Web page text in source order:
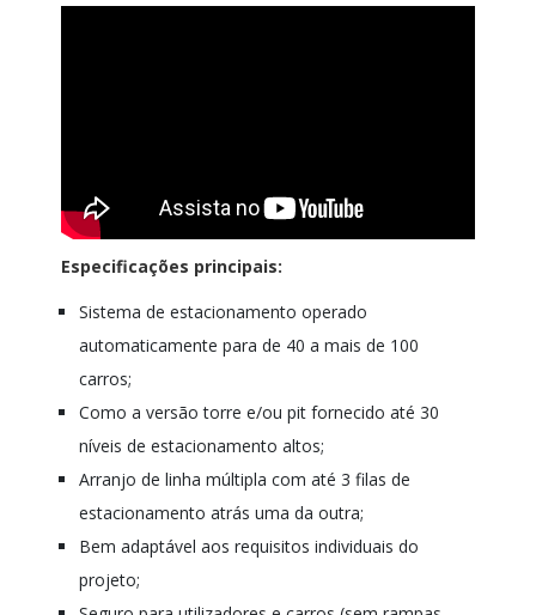
Especificações principais:
Sistema de estacionamento operado
automaticamente para de 40 a mais de 100
carros;
Como a versão torre e/ou pit fornecido até 30
níveis de estacionamento altos;
Arranjo de linha múltipla com até 3 filas de
estacionamento atrás uma da outra;
Bem adaptável aos requisitos individuais do
projeto;